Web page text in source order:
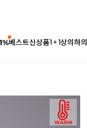
베스트신상품1 + 1상의하의